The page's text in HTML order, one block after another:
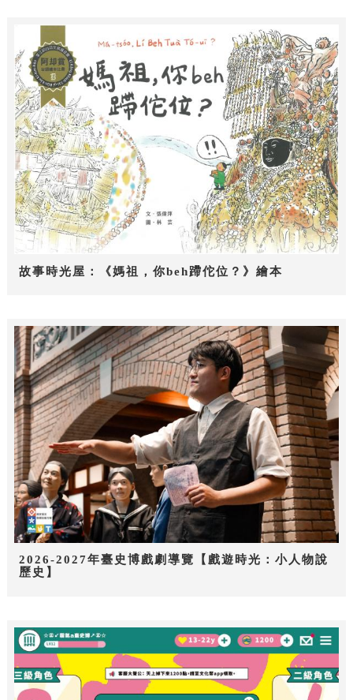
故事時光屋：《媽祖，你beh蹛佗位？》繪本
2026-2027年臺史博戲劇導覽【戲遊時光：小人物說
歷史】